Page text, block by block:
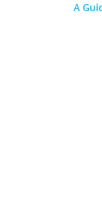
A